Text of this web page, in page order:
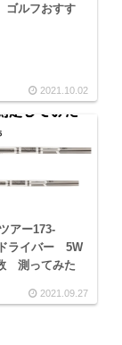
ルフおすす
2021.10.02
アー173-
ライバー 5W
測ってみた
2021.09.27